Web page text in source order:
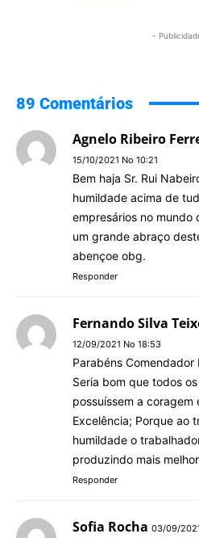
-
89 Comentários
Agnelo Ribeiro
15/10/2021 No 10:21
Bem haja Sr. Rui
humildade acima de
empresários no mundo
um grande abraço
abençoe obg.
Responder
Fernando Silva
12/09/2021 No 18:53
Parabéns Comendador
Seria bom que todos
possuíssem a coragem
Excelência; Porque ao
humildade o
produzindo mais
Responder
Sofia Rocha 03/09/